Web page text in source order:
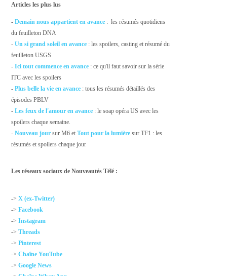
Articles les plus lus
-Demain nous appartient en avance : les résumés quotidiens
du feuilleton DNA
-Un si grand soleil en avance : les spoilers, casting et résumé du
feuilleton USGS
-Ici tout commence en avance : ce qu'il faut savoir sur la série
ITC avec les spoilers
- Plus belle la vie en avance : tous les résumés détaillés des
épisodes PBLV
-Les feux de l'amour en avance : le soap opéra US avec les
spoilers chaque semaine.
-Nouveau jour sur M6 etTout pour la lumière sur TF1 : les
résumés et spoilers chaque jour
Les réseaux sociaux de Nouveautés Télé :
->X (ex-Twitter)
->Facebook
->Instagram
->Threads
->Pinterest
->Chaîne YouTube
->Google News